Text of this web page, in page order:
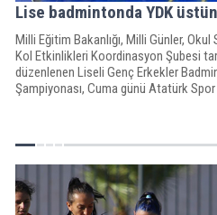
Lise badmintonda YDK
Milli Eğitim Bakanlığı, Milli Günler, Okul
Kol Etkinlikleri Koordinasyon Şubesi
düzenlenen Liseli Genç Erkekler
Şampiyonası, Cuma günü Atatürk Spor